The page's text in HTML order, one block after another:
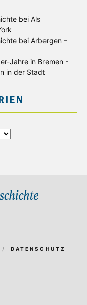
bei Als
bei Arbergen –
Jahre in Bremen -
in der Stadt
DATENSCHUTZ